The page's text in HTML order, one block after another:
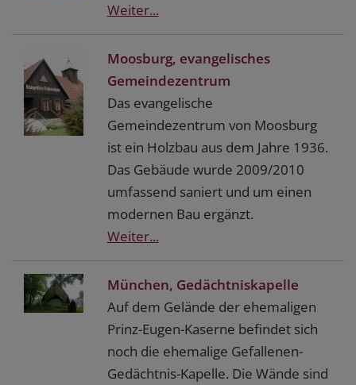
Weiter...
Moosburg, evangelisches
Gemeindezentrum
Das evangelische
Gemeindezentrum von Moosburg
ist ein Holzbau aus dem Jahre 1936.
Das Gebäude wurde 2009/2010
umfassend saniert und um einen
modernen Bau ergänzt.
Weiter...
München, Gedächtniskapelle
Auf dem Gelände der ehemaligen
Prinz-Eugen-Kaserne befindet sich
noch die ehemalige Gefallenen-
Gedächtnis-Kapelle. Die Wände sind